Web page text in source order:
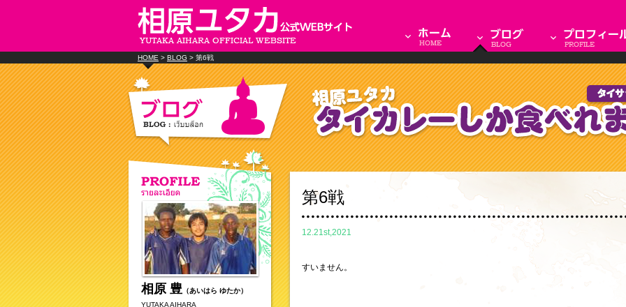
HOME > BLOG > 第6戦
相原 豊 （あいはら ゆたか）
YUTAKA AIHARA
第6戦
12.21st,2021
すいません。